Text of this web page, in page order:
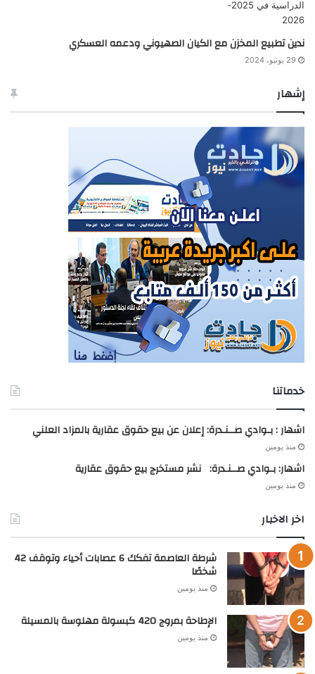
ندين تطبيع المخزن مع الكيان الصهيوني ودعمه العسكري
29 يونيو، 2024
إشهار
خدماتنا
اشهار : بـوادي صــنـدرة: إعلان عن بيع حقوق عقارية بالمزاد العلني
منذ يومين
اشهار: بـوادي صــنـدرة: نشر مستخرج بيع حقوق عقارية
منذ يومين
اخر الاخبار
شرطة العاصمة تفكك 6 عصابات أحياء وتوقف 42
شخصًا
منذ يومين
الإطاحة بمروج 420 كبسولة مهلوسة بالمسيلة
منذ يومين